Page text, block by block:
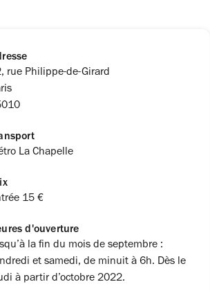
rue Philippe-de-Girard
La Chapelle
15 €
d'ouverture
la fin du mois de septembre :
et samedi, de minuit à 6h. Dès le
à partir d’octobre 2022.